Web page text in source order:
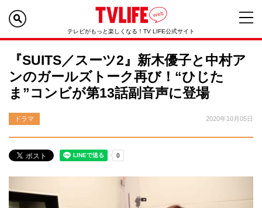
テレビがもっと楽しくなる！TV LIFE公式サイト
『SUITS／スーツ2』新木優子と中村ア
ンのガールズトーク再び！“ひじた
ま”コンビが第13話副音声に登場
ドラマ 2020年10月05日